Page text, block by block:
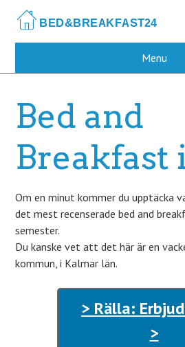
main
Menu
Bed and
Breakfast
Om en minut kommer du upptäcka
det mest recenserade bed and
semester.
Du kanske vet att det här är en
kommun, i Kalmar län.
> Rälla:
>